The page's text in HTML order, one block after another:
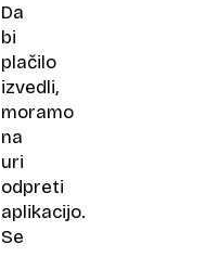
Da
bi
plačilo
izvedli,
moramo
na
uri
odpreti
aplikacijo.
Se